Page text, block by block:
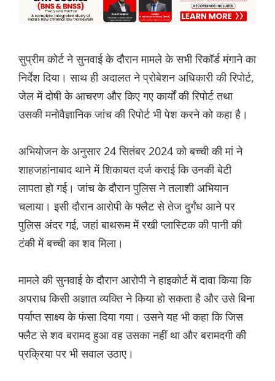
सुप्रीम कोर्ट ने सुनवाई के दौरान मामले के सभी रिकॉर्ड मंगाने का
निर्देश दिया। साथ ही अदालत ने प्रोबेशन अधिकारी की रिपोर्ट,
जेल में दोषी के आचरण और किए गए कार्यों की रिपोर्ट तथा
उसकी मनोवैज्ञानिक जांच की रिपोर्ट भी पेश करने को कहा है।
अभियोजन के अनुसार 24 सितंबर 2024 को बच्ची की मां ने
शाहजहांनाबाद थाने में शिकायत दर्ज कराई कि उनकी बेटी
लापता हो गई। जांच के दौरान पुलिस ने तलाशी अभियान
चलाया। इसी दौरान आरोपी के फ्लैट से तेज दुर्गंध आने पर
पुलिस अंदर गई, जहां बाथरूम में रखी प्लास्टिक की पानी की
टंकी में बच्ची का शव मिला।
मामले की सुनवाई के दौरान आरोपी ने हाइकोर्ट में दावा किया कि
अपराध किसी अज्ञात व्यक्ति ने किया हो सकता है और उसे बिना
पर्याप्त साक्ष्य के फंसा दिया गया। उसने यह भी कहा कि जिस
फ्लैट से शव बरामद हुआ वह उसका नहीं था और बरामदगी की
प्रक्रिया पर भी सवाल उठाए।